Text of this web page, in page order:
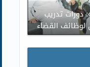
دورات تدريب
لوظائف القضاء